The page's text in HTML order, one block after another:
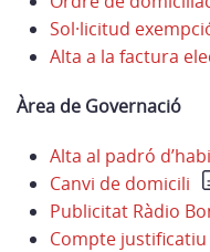
Sol·licitud
Alta a la factura
Àrea de Governació
Alta al padró
Canvi de domicili
Publicitat Ràdio
Compte